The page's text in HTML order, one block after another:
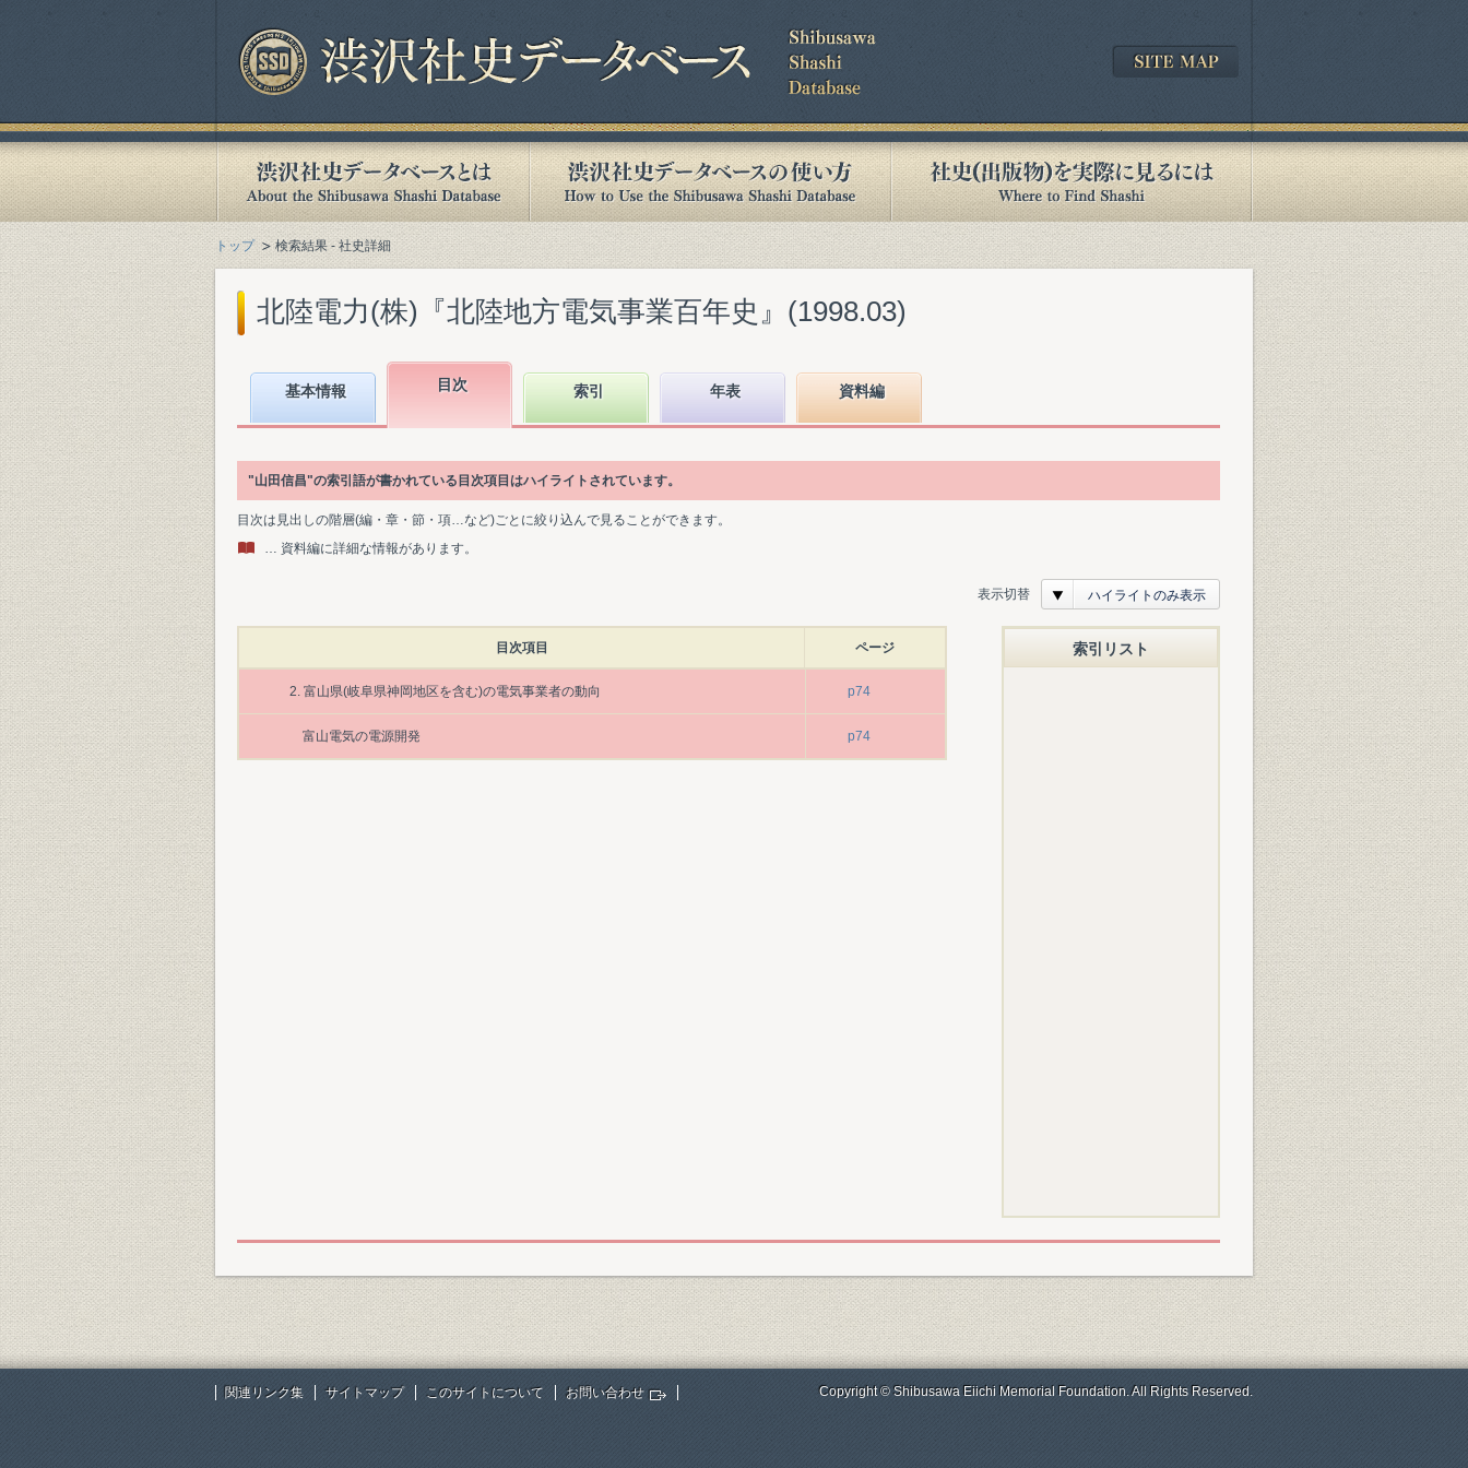
トップ 検索結果 - 社史詳細
北陸電力(株)『北陸地方電気事業百年史』(1998.03)
基本情報 目次 索引 年表 資料編
"山田信昌"の索引語が書かれている目次項目はハイライトされています。
目次は見出しの階層(編・章・節・項…など)ごとに絞り込んで見ることができます。
… 資料編に詳細な情報があります。
表示切替 ハイライトのみ表示
目次項目 ページ
2. 富山県(岐阜県神岡地区を含む)の電気事業者の動向 p74
富山電気の電源開発 p74
索引リスト
関連リンク集 サイトマップ このサイトについて お問い合わせ Copyright © Shibusawa Eiichi Memorial Foundation. All Rights Reserved.